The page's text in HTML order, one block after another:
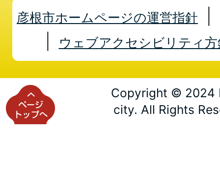
彦根市ホームページの運営指針
ウェブアクセシビリティ方
Copyright © 2024
city. All Rights